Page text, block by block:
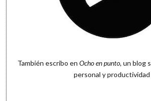
También escribo en Ocho en punto, un blog
personal y productividad